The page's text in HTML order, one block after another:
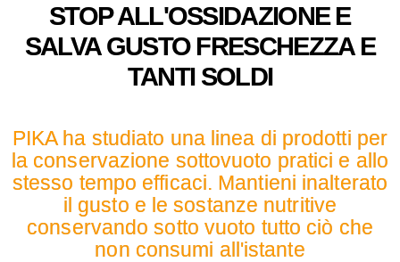
STOP ALL'OSSIDAZIONE E
SALVA GUSTO FRESCHEZZA E
TANTI SOLDI
PIKA ha studiato una linea di prodotti per
la conservazione sottovuoto pratici e allo
stesso tempo efficaci. Mantieni inalterato
il gusto e le sostanze nutritive
conservando sotto vuoto tutto ciò che
non consumi all'istante